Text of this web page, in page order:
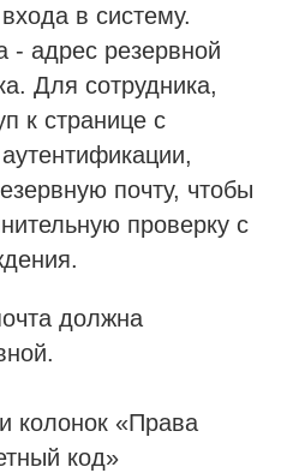
в систему.
- адрес резервной
Для сотрудника,
к странице с
почту, чтобы
проверку с
должна
колонок «Права
код»